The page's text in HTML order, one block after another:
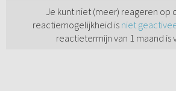
Je kunt niet (meer) reageren op
reactiemogelijkheid is niet
reactietermijn van 1 maand is